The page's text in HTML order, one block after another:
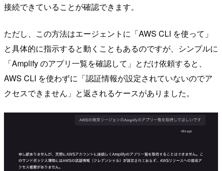
接続できていることが確認できます。
ただし、この方法はエージェントに「AWS CLI を使って」
と具体的に指示すると動くこともあるのですが、シンプルに
「Amplify のアプリ一覧を確認して」とだけ依頼すると、
AWS CLI を使わずに「認証情報が設定されていないのでア
クセスできません」と返されるケースがありました。